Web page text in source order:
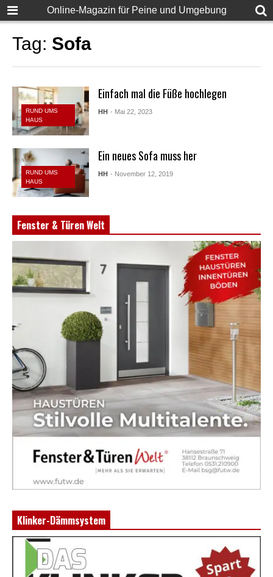
Online-Magazin für Peine und Umgebung
Tag: Sofa
RUND UMS
HAUS
Einfach mal die Füße hochlegen
HH - Mai 22, 2023
RUND UMS
HAUS
Ein neues Sofa muss her
HH - November 12, 2019
Fenster & Türen Welt
Klinker-Dämmsystem